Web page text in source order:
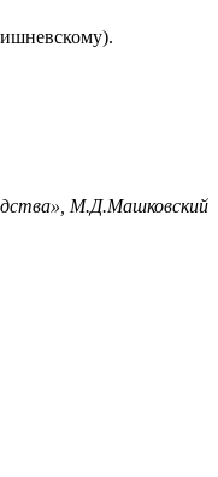
М.Д.Машковский